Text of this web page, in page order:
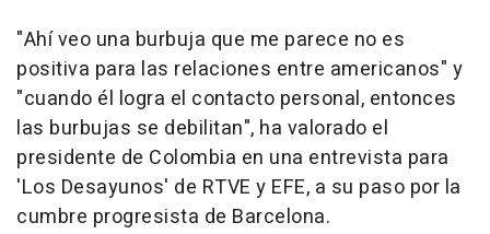
"Ahí veo una burbuja que me parece no es
positiva para las relaciones entre americanos" y
"cuando él logra el contacto personal, entonces
las burbujas se debilitan", ha valorado el
presidente de Colombia en una entrevista para
'Los Desayunos' de RTVE y EFE, a su paso por la
cumbre progresista de Barcelona.